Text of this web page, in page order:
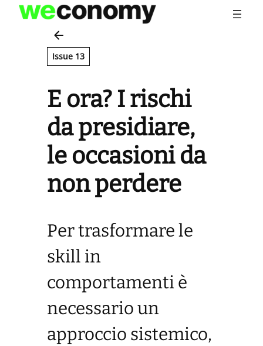
Vai
contenuto
Issue 13
E ora? I rischi
da presidiare,
le occasioni da
non perdere
Per trasformare le
skill in
comportamenti è
necessario un
approccio sistemico,